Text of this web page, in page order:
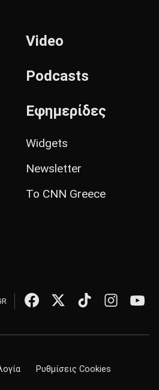
Video
Podcasts
Εφημερίδες
Widgets
Newsletter
Το CNN Greece
Ρυθμίσεις Cookies